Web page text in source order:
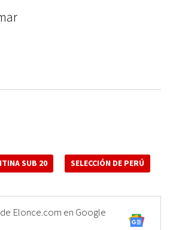
SUB 20 SELECCIÓN DE PERÚ
Elonce.com en Google